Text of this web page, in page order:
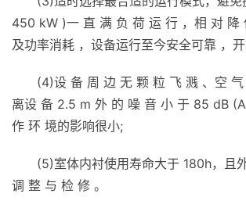
450 kW )一 直 满 负 荷 运 行 ，相 对 降
及功率消耗 ，设备运行至今安全可靠 ，
(4)设 备 周 边 无 颗 粒 飞 溅 、空
离设 备 2.5 m 外 的 噪 音 小 于 85 dB
作 环 境的影响很小;
(5)室体内衬使用寿命大于 180h，且
调 整 与 检 修 。